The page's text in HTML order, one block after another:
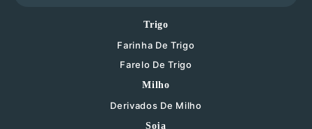
Trigo
Farinha De Trigo
Farelo De Trigo
Milho
Derivados De Milho
Soja